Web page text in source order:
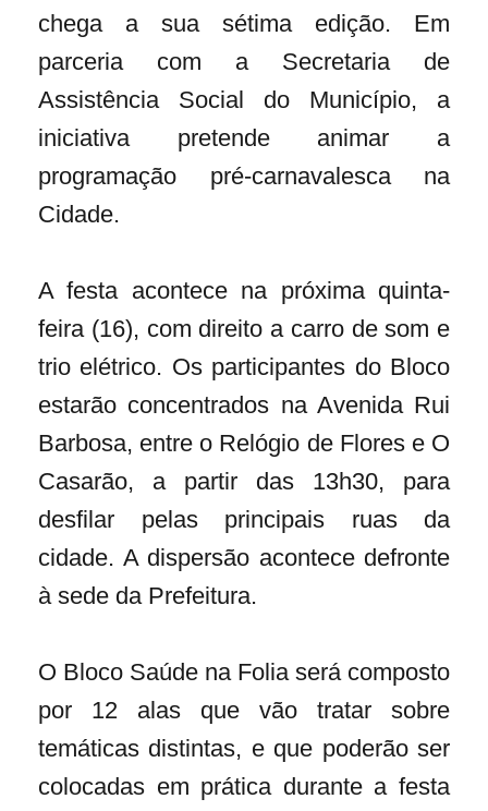
chega a sua sétima edição. Em
parceria com a Secretaria de
Assistência Social do Município, a
iniciativa pretende animar a
programação pré-carnavalesca na
Cidade.
A festa acontece na próxima quinta-
feira (16), com direito a carro de som e
trio elétrico. Os participantes do Bloco
estarão concentrados na Avenida Rui
Barbosa, entre o Relógio de Flores e O
Casarão, a partir das 13h30, para
desfilar pelas principais ruas da
cidade. A dispersão acontece defronte
à sede da Prefeitura.
O Bloco Saúde na Folia será composto
por 12 alas que vão tratar sobre
temáticas distintas, e que poderão ser
colocadas em prática durante a festa